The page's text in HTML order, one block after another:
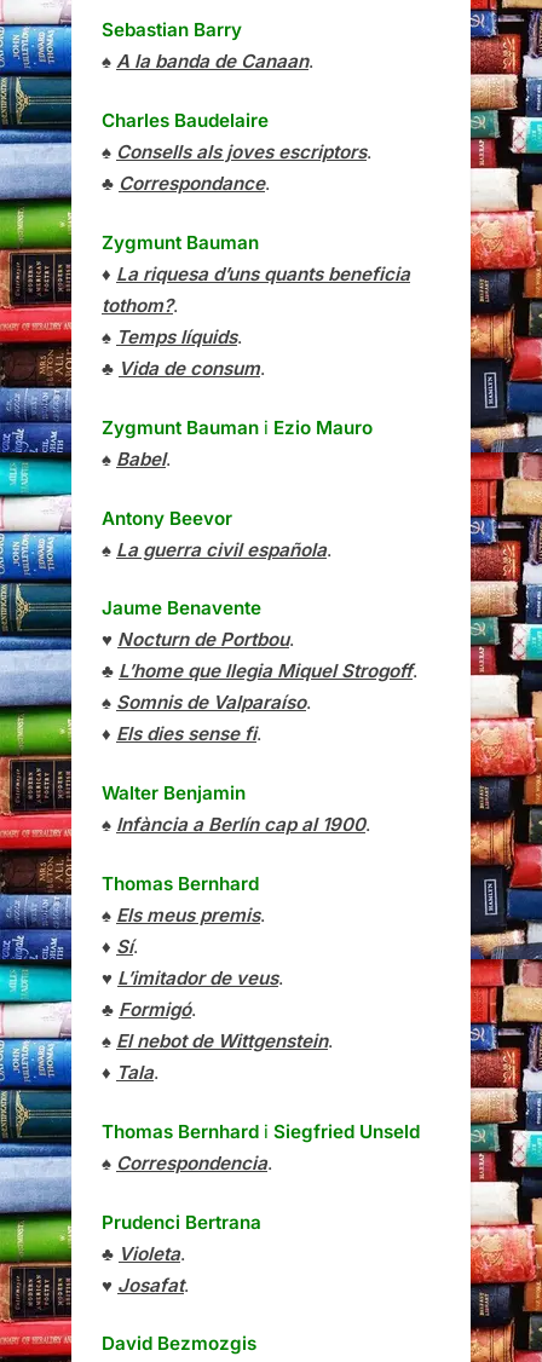
Sebastian Barry
♠ A la banda de Canaan.
Charles Baudelaire
♠ Consells als joves escriptors.
♣ Correspondance.
Zygmunt Bauman
♦ La riquesa d’uns quants beneficia
tothom?.
♠ Temps líquids.
♣ Vida de consum.
Zygmunt Bauman i Ezio Mauro
♠ Babel.
Antony Beevor
♠ La guerra civil española.
Jaume Benavente
♥ Nocturn de Portbou.
♣ L’home que llegia Miquel Strogoff.
♠ Somnis de Valparaíso.
♦ Els dies sense fi.
Walter Benjamin
♠ Infància a Berlín cap al 1900.
Thomas Bernhard
♠ Els meus premis.
♦ Sí.
♥ L’imitador de veus.
♣ Formigó.
♠ El nebot de Wittgenstein.
♦ Tala.
Thomas Bernhard i Siegfried Unseld
♠ Correspondencia.
Prudenci Bertrana
♣ Violeta.
♥ Josafat.
David Bezmozgis